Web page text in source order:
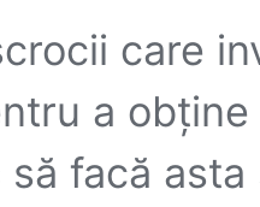
care
a
facă